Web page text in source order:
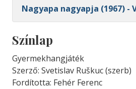
Nagyapa nagyapja (1967) -
Színlap
Gyermekhangjáték
Szerző: Svetislav Ruškuc (szerb)
Fordította: Fehér Ferenc